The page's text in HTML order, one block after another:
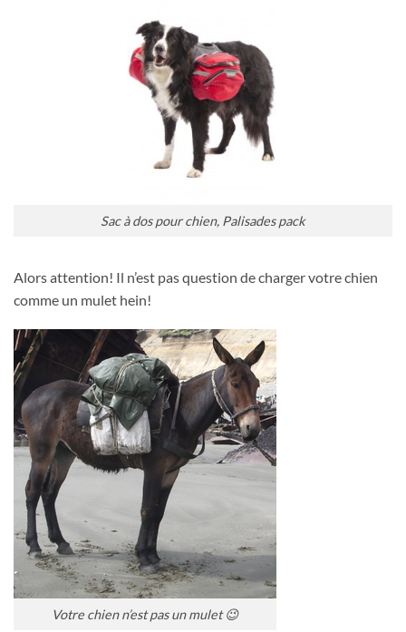
Sac à dos pour chien, Palisades pack
Alors attention! Il n’est pas question de charger votre chien
comme un mulet hein!
Votre chien n’est pas un mulet 😉